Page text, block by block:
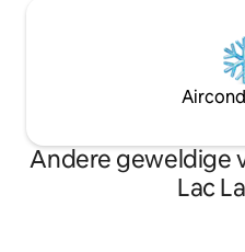
Andere geweldige
Lac